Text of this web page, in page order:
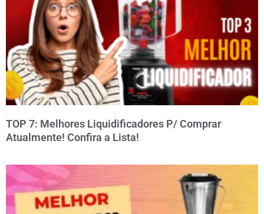
TOP 7: Melhores Liquidificadores P/ Comprar
Atualmente! Confira a Lista!